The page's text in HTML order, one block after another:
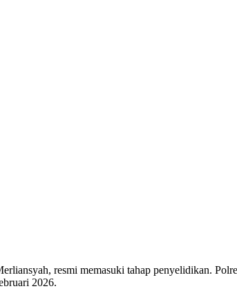
resmi memasuki tahap penyelidikan.
2026.